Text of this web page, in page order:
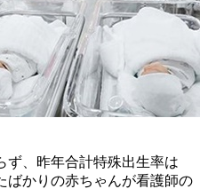
ず、昨年合計特殊出生率は
ばかりの赤ちゃんが看護師の